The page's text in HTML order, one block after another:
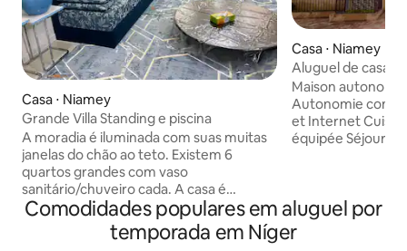
Casa ⋅ Niamey
Grande Villa Standing e piscina
A moradia é iluminada com suas muitas
janelas do chão ao teto. Existem 6
quartos grandes com vaso
sanitário/chuveiro cada. A casa é
totalmente climatizada. Tudo o que você
precisa, como roupas de cama, roupas
de cama, toalhas, pratos, produtos de
Casa ⋅ Niamey
Aluguel de casa
eletricidade,
Maison
Autonomie
et Internet
équipée Séjour
peut être mise à
avec la location.
particulièrement
Comodidades populares em aluguel por
temporada em Níger